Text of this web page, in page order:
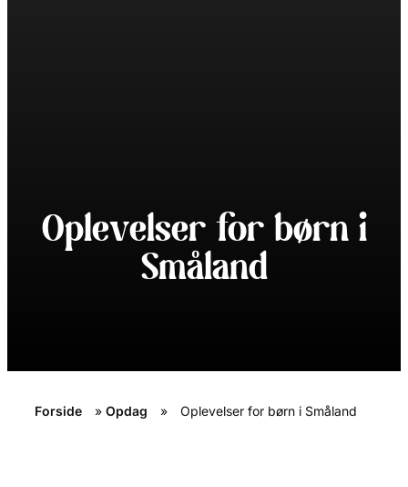
Oplevelser for børn i
Småland
Forside » Opdag » Oplevelser for børn i Småland